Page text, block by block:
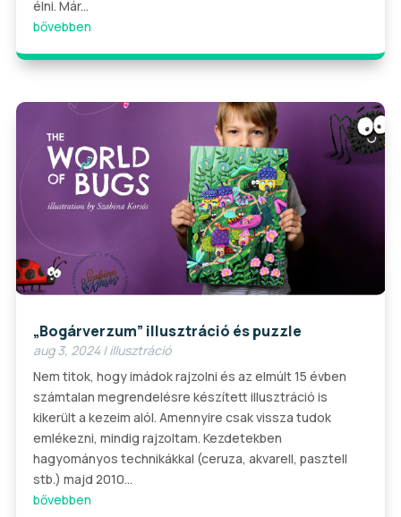
élni. Már...
bővebben
„Bogárverzum” illusztráció és puzzle
aug 3, 2024|illusztráció
Nem titok, hogy imádok rajzolni és az elmúlt 15 évben
számtalan megrendelésre készített illusztráció is
kikerült a kezeim alól. Amennyire csak vissza tudok
emlékezni, mindig rajzoltam. Kezdetekben
hagyományos technikákkal (ceruza, akvarell, pasztell
stb.) majd 2010...
bővebben